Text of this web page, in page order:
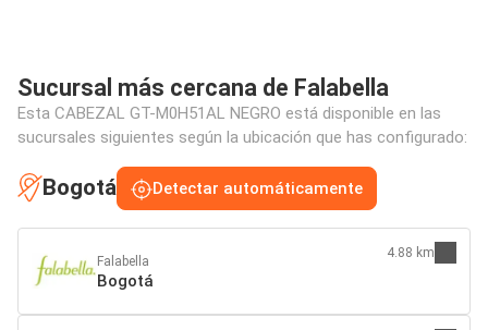
Sucursal más cercana de Falabella
Esta CABEZAL GT-M0H51AL NEGRO está disponible en las
sucursales siguientes según la ubicación que has configurado:
Bogotá Detectar automáticamente
Falabella
Bogotá
4.88 km